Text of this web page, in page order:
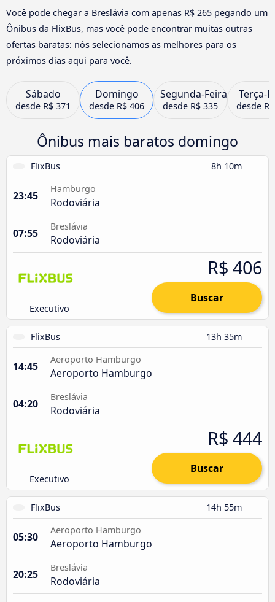
Você pode chegar a Breslávia com apenas R$ 265 pegando um
Ônibus da FlixBus, mas você pode encontrar muitas outras
ofertas baratas: nós selecionamos as melhores para os
próximos dias aqui para você.
Sábado
desde R$ 371
Domingo
desde R$ 406
Segunda-Feira
desde R$ 335
Terça-
desde
Ônibus mais baratos domingo
FlixBus 8h 10m
23:45
Hamburgo
Rodoviária
07:55
Breslávia
Rodoviária
Executivo
R$ 406
Buscar
FlixBus 13h 35m
14:45
Aeroporto Hamburgo
Aeroporto Hamburgo
04:20
Breslávia
Rodoviária
Executivo
R$ 444
Buscar
FlixBus 14h 55m
05:30
Aeroporto Hamburgo
Aeroporto Hamburgo
20:25
Breslávia
Rodoviária